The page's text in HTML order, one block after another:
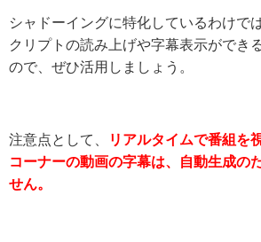
シャドーイングに特化しているわけで
クリプトの読み上げや字幕表示ができ
ので、ぜひ活用しましょう。
注意点として、
リアルタイムで番組を
コーナーの動画の字幕は、自動生成の
せん。